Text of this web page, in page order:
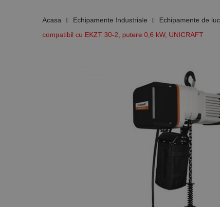
Acasa Echipamente Industriale Echipamente de
compatibil cu EKZT 30-2, putere 0,6 kW, UNICRAFT